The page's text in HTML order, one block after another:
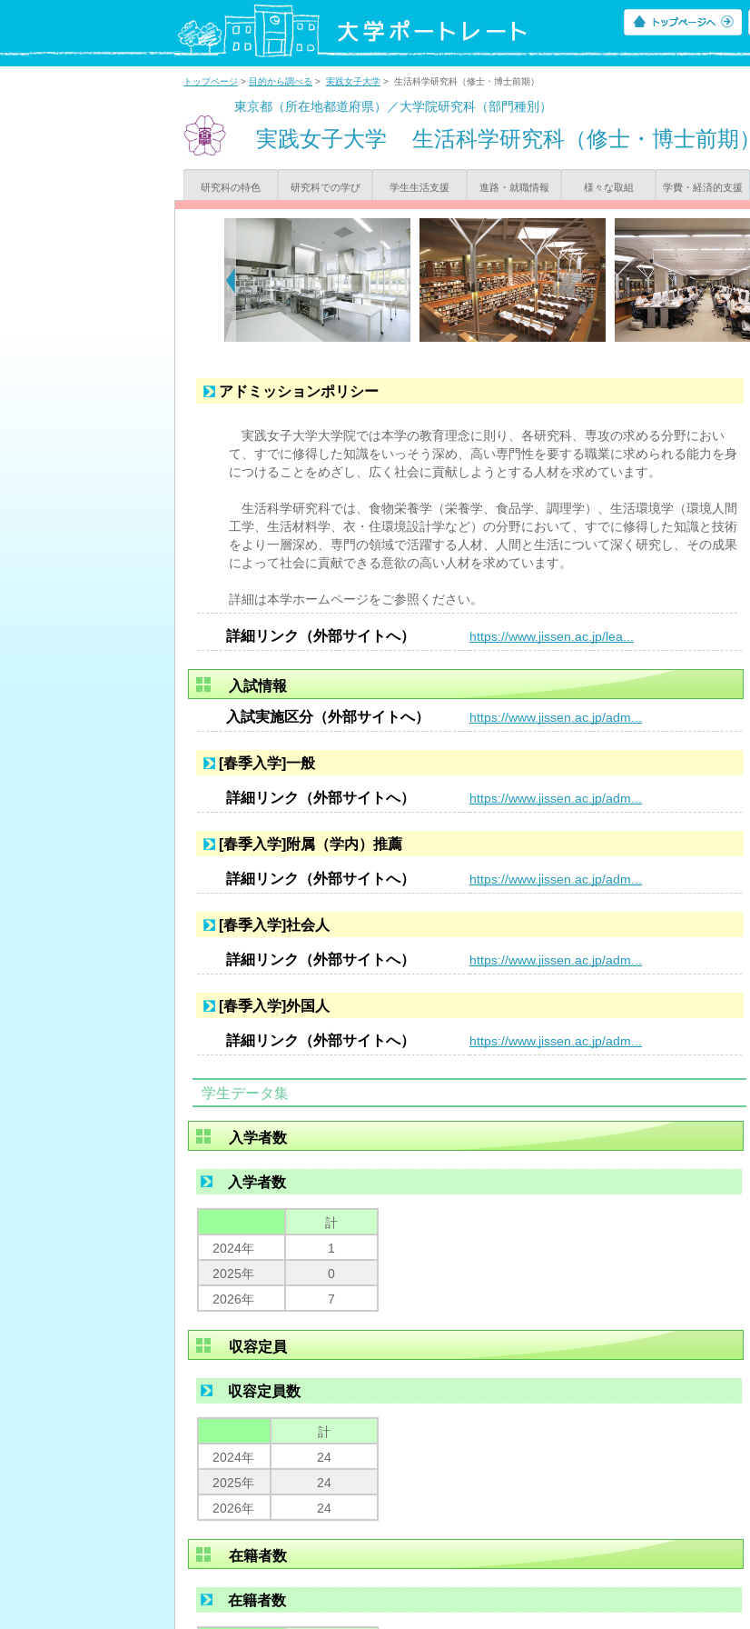
トップページ > 目的から調べる > 実践女子大学 > 生活科学研究科（修士・博士前期）
東京都（所在地都道府県）／大学院研究科（部門種別）
実践女子大学 生活科学研究科（修士・博士前期）
研究科の特色 研究科での学び 学生生活支援 進路・就職情報 様々な取組 学費・経済的支援
アドミッションポリシー
実践女子大学大学院では本学の教育理念に則り、各研究科、専攻の求める分野におい
て、すでに修得した知識をいっそう深め、高い専門性を要する職業に求められる能力を身
につけることをめざし、広く社会に貢献しようとする人材を求めています。
生活科学研究科では、食物栄養学（栄養学、食品学、調理学）、生活環境学（環境人間
工学、生活材料学、衣・住環境設計学など）の分野において、すでに修得した知識と技術
をより一層深め、専門の領域で活躍する人材、人間と生活について深く研究し、その成果
によって社会に貢献できる意欲の高い人材を求めています。
詳細は本学ホームページをご参照ください。
詳細リンク（外部サイトへ） https://www.jissen.ac.jp/lea...
入試情報
入試実施区分（外部サイトへ）
https://www.jissen.ac.jp/adm...
[春季入学]一般
詳細リンク（外部サイトへ） https://www.jissen.ac.jp/adm...
[春季入学]附属（学内）推薦
詳細リンク（外部サイトへ） https://www.jissen.ac.jp/adm...
[春季入学]社会人
詳細リンク（外部サイトへ） https://www.jissen.ac.jp/adm...
[春季入学]外国人
詳細リンク（外部サイトへ） https://www.jissen.ac.jp/adm...
学生データ集
入学者数
入学者数
計
2024年
1
2025年
0
2026年
7
収容定員
収容定員数
計
2024年
24
2025年
24
2026年
24
在籍者数
在籍者数